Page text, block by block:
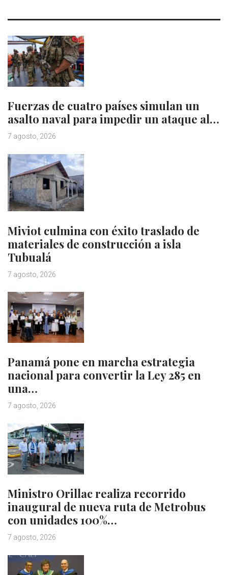
Fuerzas de cuatro países simulan un
asalto naval para impedir un ataque al…
7 agosto, 2026
Miviot culmina con éxito traslado de
materiales de construcción a isla
Tubualá
7 agosto, 2026
Panamá pone en marcha estrategia
nacional para convertir la Ley 285 en
una…
7 agosto, 2026
Ministro Orillac realiza recorrido
inaugural de nueva ruta de Metrobus
con unidades 100%…
7 agosto, 2026